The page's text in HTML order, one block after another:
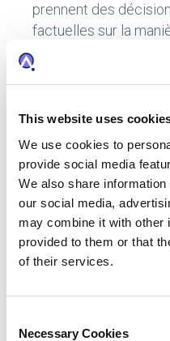
This website uses
We use cookies to
provide social media
We also share
our social media,
may combine it with other
provided to them or that
of their services.
Necessary Cookies
prennent des
factuelles sur la
Hyperion Research
juridiques. Les
créateurs de
sont venus à faire
Research en tant
d'études de marché,
de conseil. Ils
des principales
stratégie,
analyses informe 8